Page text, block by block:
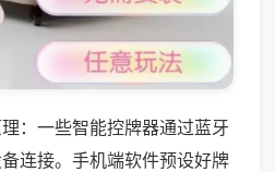
：一些智能控牌器通过蓝牙
连接。手机端软件预设好牌